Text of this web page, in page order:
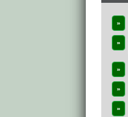
»
»
»
»
»